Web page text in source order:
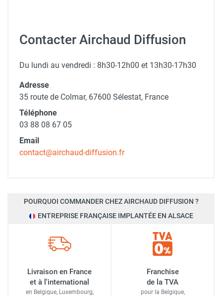
Contacter Airchaud Diffusion
Du lundi au vendredi : 8h30-12h00 et 13h30-17h30
Adresse
35 route de Colmar, 67600 Sélestat, France
Téléphone
03 88 08 67 05
Email
contact@airchaud-diffusion.fr
POURQUOI COMMANDER CHEZ AIRCHAUD DIFFUSION ?
ENTREPRISE FRANÇAISE IMPLANTÉE EN ALSACE
Livraison en France
et à l'international
en Belgique, Luxembourg,
Franchise
de la TVA
pour la Belgique,